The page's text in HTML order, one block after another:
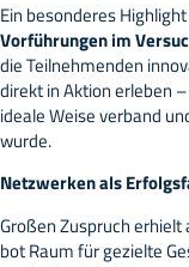
Ein besonderes
Vorführungen im
die Teilnehmenden
direkt in Aktion erleben
ideale Weise verband
wurde.
Netzwerken als
Großen Zuspruch
bot Raum für gezielte